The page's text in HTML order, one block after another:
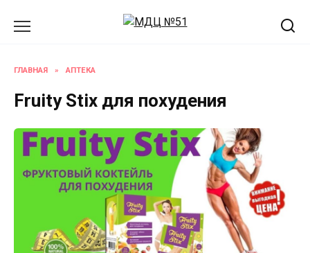
ГЛАВНАЯ » АПТЕКА
Fruity Stix для похудения